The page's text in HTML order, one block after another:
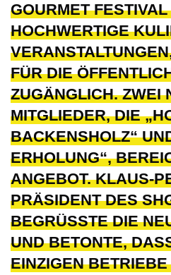
GOURMET
HOCHWERTIGE
FÜR DIE
ZUGÄNGLICH. ZWEI
MITGLIEDER, DIE
BACKENSHOLZ“
ERHOLUNG“,
ANGEBOT. KLAUS-
PRÄSIDENT DES
BEGRÜSSTE DIE
ND BETONTE, DASS
INZIGEN BETRIEBE